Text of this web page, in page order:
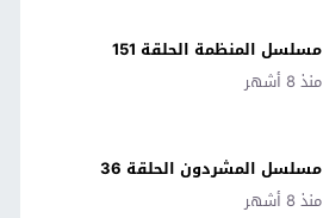
مسلسل المنظمة الحلقة 151
منذ 8 أشهر
مسلسل المشردون الحلقة 36
منذ 8 أشهر